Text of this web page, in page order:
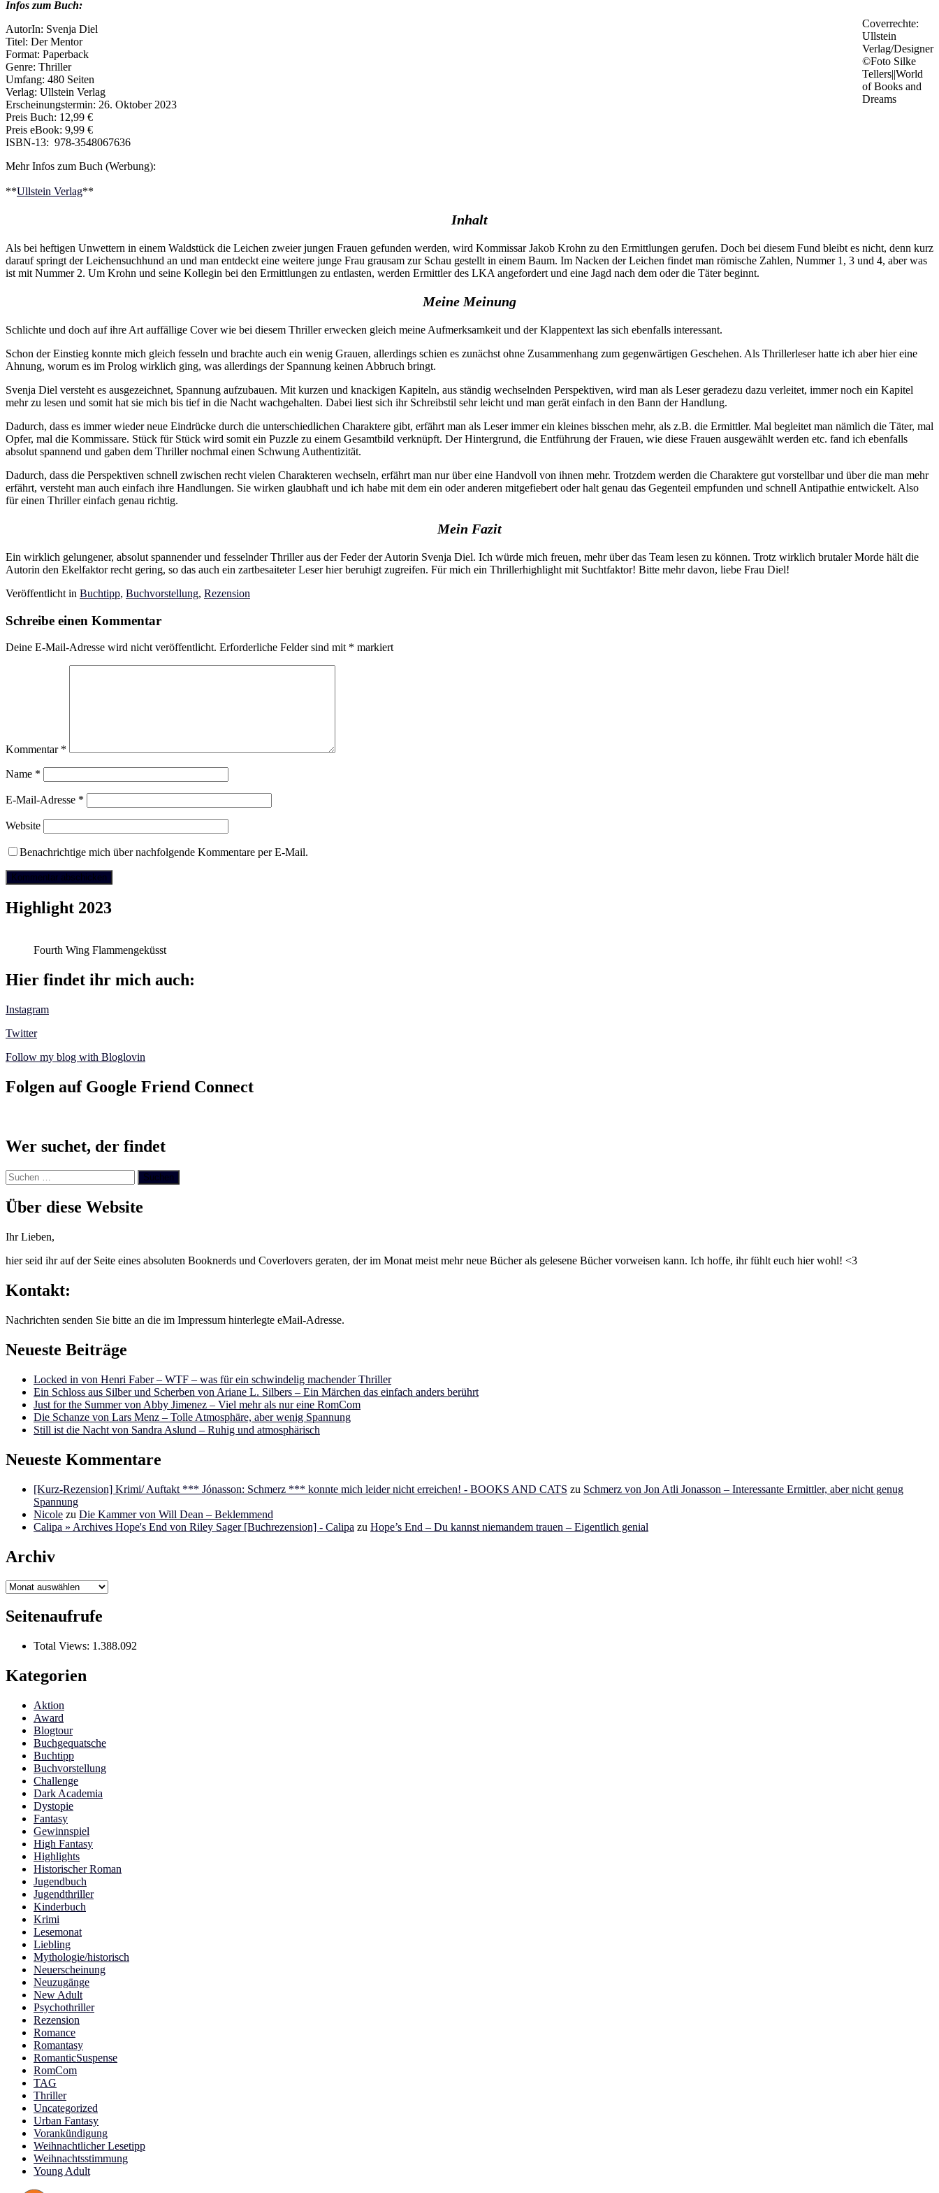
Coverrechte:
Ullstein
Verlag/Designer
©Foto Silke
Tellers||World
of Books and
Dreams
Infos zum Buch:
AutorIn: Svenja Diel
Titel: Der Mentor
Format: Paperback
Genre: Thriller
Umfang: 480 Seiten
Verlag: Ullstein Verlag
Erscheinungstermin: 26. Oktober 2023
Preis Buch: 12,99 €
Preis eBook: 9,99 €
ISBN-13: ‎ 978-3548067636
Mehr Infos zum Buch (Werbung):
**Ullstein Verlag**
Inhalt
Als bei heftigen Unwettern in einem Waldstück die Leichen zweier jungen Frauen gefunden werden, wird Kommissar Jakob Krohn zu den Ermittlungen gerufen. Doch bei diesem Fund bleibt es nicht, denn kurz
darauf springt der Leichensuchhund an und man entdeckt eine weitere junge Frau grausam zur Schau gestellt in einem Baum. Im Nacken der Leichen findet man römische Zahlen, Nummer 1, 3 und 4, aber was
ist mit Nummer 2. Um Krohn und seine Kollegin bei den Ermittlungen zu entlasten, werden Ermittler des LKA angefordert und eine Jagd nach dem oder die Täter beginnt.
Meine Meinung
Schlichte und doch auf ihre Art auffällige Cover wie bei diesem Thriller erwecken gleich meine Aufmerksamkeit und der Klappentext las sich ebenfalls interessant.
Schon der Einstieg konnte mich gleich fesseln und brachte auch ein wenig Grauen, allerdings schien es zunächst ohne Zusammenhang zum gegenwärtigen Geschehen. Als Thrillerleser hatte ich aber hier eine
Ahnung, worum es im Prolog wirklich ging, was allerdings der Spannung keinen Abbruch bringt.
Svenja Diel versteht es ausgezeichnet, Spannung aufzubauen. Mit kurzen und knackigen Kapiteln, aus ständig wechselnden Perspektiven, wird man als Leser geradezu dazu verleitet, immer noch ein Kapitel
mehr zu lesen und somit hat sie mich bis tief in die Nacht wachgehalten. Dabei liest sich ihr Schreibstil sehr leicht und man gerät einfach in den Bann der Handlung.
Dadurch, dass es immer wieder neue Eindrücke durch die unterschiedlichen Charaktere gibt, erfährt man als Leser immer ein kleines bisschen mehr, als z.B. die Ermittler. Mal begleitet man nämlich die Täter, mal
Opfer, mal die Kommissare. Stück für Stück wird somit ein Puzzle zu einem Gesamtbild verknüpft. Der Hintergrund, die Entführung der Frauen, wie diese Frauen ausgewählt werden etc. fand ich ebenfalls
absolut spannend und gaben dem Thriller nochmal einen Schwung Authentizität.
Dadurch, dass die Perspektiven schnell zwischen recht vielen Charakteren wechseln, erfährt man nur über eine Handvoll von ihnen mehr. Trotzdem werden die Charaktere gut vorstellbar und über die man mehr
erfährt, versteht man auch einfach ihre Handlungen. Sie wirken glaubhaft und ich habe mit dem ein oder anderen mitgefiebert oder halt genau das Gegenteil empfunden und schnell Antipathie entwickelt. Also
für einen Thriller einfach genau richtig.
Mein Fazit
Ein wirklich gelungener, absolut spannender und fesselnder Thriller aus der Feder der Autorin Svenja Diel. Ich würde mich freuen, mehr über das Team lesen zu können. Trotz wirklich brutaler Morde hält die
Autorin den Ekelfaktor recht gering, so das auch ein zartbesaiteter Leser hier beruhigt zugreifen. Für mich ein Thrillerhighlight mit Suchtfaktor! Bitte mehr davon, liebe Frau Diel!
Veröffentlicht in Buchtipp, Buchvorstellung, Rezension
Schreibe einen Kommentar
Deine E-Mail-Adresse wird nicht veröffentlicht. Erforderliche Felder sind mit * markiert
Kommentar *
Name *
E-Mail-Adresse *
Website
Benachrichtige mich über nachfolgende Kommentare per E-Mail.
Highlight 2023
Fourth Wing Flammengeküsst
Hier findet ihr mich auch:
Instagram
Twitter
Follow my blog with Bloglovin
Folgen auf Google Friend Connect
Wer suchet, der findet
Suchen
nach:
Über diese Website
Ihr Lieben,
hier seid ihr auf der Seite eines absoluten Booknerds und Coverlovers geraten, der im Monat meist mehr neue Bücher als gelesene Bücher vorweisen kann. Ich hoffe, ihr fühlt euch hier wohl! <3
Kontakt:
Nachrichten senden Sie bitte an die im Impressum hinterlegte eMail-Adresse.
Neueste Beiträge
Locked in von Henri Faber – WTF – was für ein schwindelig machender Thriller
Ein Schloss aus Silber und Scherben von Ariane L. Silbers – Ein Märchen das einfach anders berührt
Just for the Summer von Abby Jimenez – Viel mehr als nur eine RomCom
Die Schanze von Lars Menz – Tolle Atmosphäre, aber wenig Spannung
Still ist die Nacht von Sandra Aslund – Ruhig und atmosphärisch
Neueste Kommentare
[Kurz-Rezension] Krimi/ Auftakt *** Jónasson: Schmerz *** konnte mich leider nicht erreichen! - BOOKS AND CATS zu Schmerz von Jon Atli Jonasson – Interessante Ermittler, aber nicht genug
Spannung
Nicole zu Die Kammer von Will Dean – Beklemmend
Calipa » Archives Hope's End von Riley Sager [Buchrezension] - Calipa zu Hope’s End – Du kannst niemandem trauen – Eigentlich genial
Archiv
Archiv
Seitenaufrufe
Total Views: 1.388.092
Kategorien
Aktion
Award
Blogtour
Buchgequatsche
Buchtipp
Buchvorstellung
Challenge
Dark Academia
Dystopie
Fantasy
Gewinnspiel
High Fantasy
Highlights
Historischer Roman
Jugendbuch
Jugendthriller
Kinderbuch
Krimi
Lesemonat
Liebling
Mythologie/historisch
Neuerscheinung
Neuzugänge
New Adult
Psychothriller
Rezension
Romance
Romantasy
RomanticSuspense
RomCom
TAG
Thriller
Uncategorized
Urban Fantasy
Vorankündigung
Weihnachtlicher Lesetipp
Weihnachtsstimmung
Young Adult